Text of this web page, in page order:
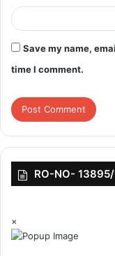
Save my name,
time I comment.
RO-NO-
×